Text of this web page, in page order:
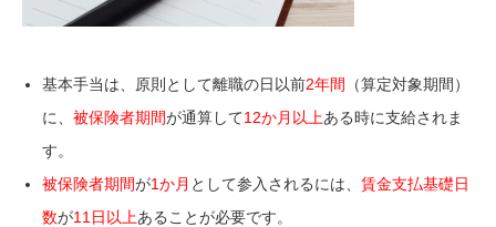
基本手当は、原則として離職の日以前2年間
（算定対象期間）
に、被保険者期間が通算して12か月以上ある時に支給されま
す。
被保険者期間が1か月 として参入されるには、賃金支払基礎日
数が11日以上あることが必要です。